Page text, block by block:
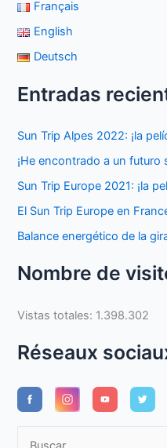
Français
English
Deutsch
Entradas
Sun Trip Alpes 2022: ¡la
¡He encontrado a un futuro
Sun Trip Europe 2021: ¡la
El Sun Trip Europe en
Balance energético de la
Nombre de
Vistas totales: 1.398.302
Réseaux